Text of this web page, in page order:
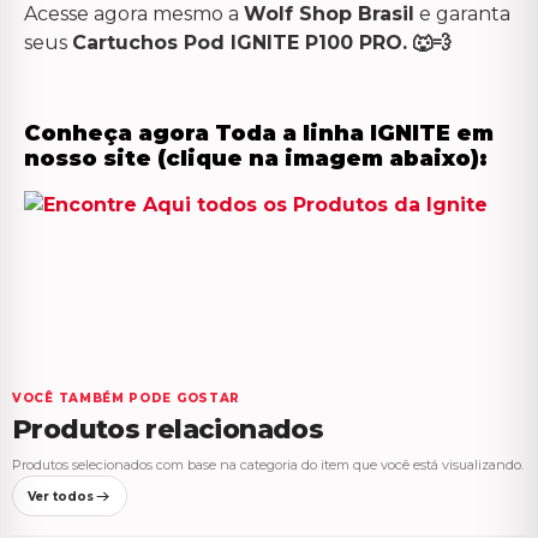
Acesse agora mesmo a Wolf Shop Brasil e garanta
seus Cartuchos Pod IGNITE P100 PRO. 🐺💨
Conheça agora Toda a linha IGNITE em
nosso site (clique na imagem abaixo):
VOCÊ TAMBÉM PODE GOSTAR
Produtos relacionados
Produtos selecionados com base na categoria do item que você está visualizando.
Ver todos